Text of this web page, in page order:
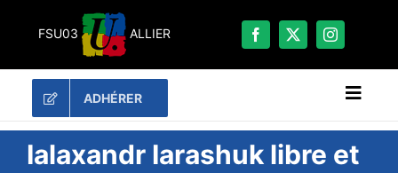
FSU03 ALLIER
ADHÉRER
RECHERCHER:
Ialaxandr Iarashuk libre et